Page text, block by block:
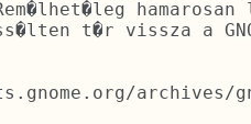
t�r vissza a